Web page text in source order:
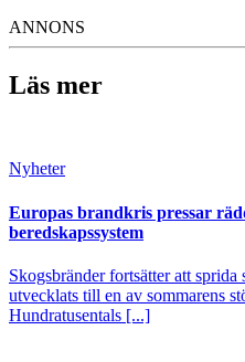
ANNONS
Läs mer
Nyheter
Europas brandkris pressar
beredskapssystem
Skogsbränder fortsätter att
utvecklats till en av sommarens
Hundratusentals [...]